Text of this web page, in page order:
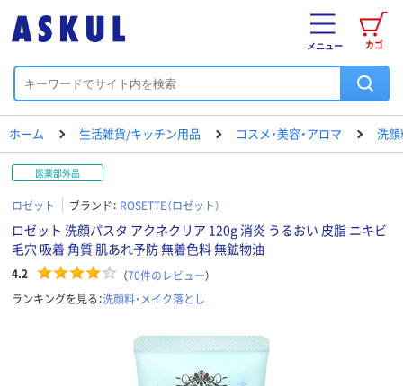
カゴ
メニュー
ホーム 生活雑貨/キッチン用品 コスメ・美容・アロマ 洗顔
医薬部外品
ロゼット ブランド： ROSETTE（ロゼット）
ロゼット 洗顔パスタ アクネクリア 120g 消炎 うるおい 皮脂 ニキビ
毛穴 吸着 角質 肌あれ予防 無着色料 無鉱物油
4.2 （70件のレビュー）
ランキングを見る：洗顔料・メイク落とし